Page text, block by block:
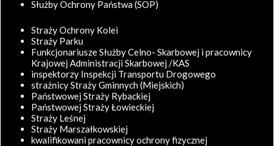
Służby Ochrony Państwa (SOP)
Straży Ochrony Kolei
Straży Parku
Funkcjonariusze Służby Celno- Skarbowej i pracownicy
Krajowej Administracji Skarbowej /KAS
inspektorzy Inspekcji Transportu Drogowego
strażnicy Straży Gminnych (Miejskich)
Państwowej Straży Rybackiej
Państwowej Straży Łowieckiej
Straży Leśnej
Straży Marszałkowskiej
kwalifikowani pracownicy ochrony fizycznej